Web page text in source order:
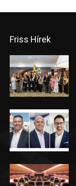
Friss Hírek